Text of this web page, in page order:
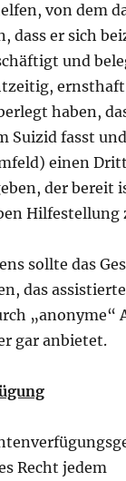
von dem
dass er sich
und
haben,
Suizid fasst
einen
der bereit
Hilfestellung
sollte das
das
„anonyme“
gar anbietet.
Recht jedem